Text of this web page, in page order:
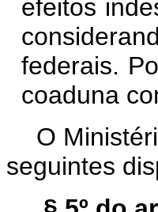
efeitos
federais.
coaduna
O
seguintes